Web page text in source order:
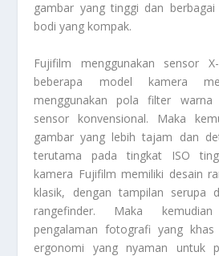
gambar yang tinggi dan
bodi yang kompak.
Fujifilm menggunakan sensor
beberapa model kamera
menggunakan pola filter
sensor konvensional. Maka
gambar yang lebih tajam dan
terutama pada tingkat ISO
kamera Fujifilm memiliki desain
klasik, dengan tampilan serupa
rangefinder. Maka
pengalaman fotografi yang
ergonomi yang nyaman untuk